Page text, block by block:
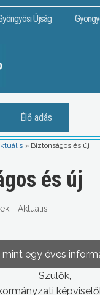
Újság
Élő adás
» Biztonságos és új
és új
- Aktuális
mint egy éves
Szülők,